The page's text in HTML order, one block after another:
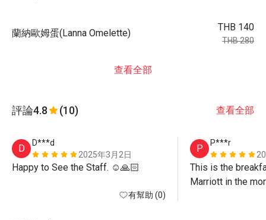
蘭納歐姆蛋(Lanna Omelette)
THB 140
THB 280
查看全部
評論4.8 (10) 查看全部
D
D***d
2025年3月2日
Happy to See the Staff. ☺️🙏🏻
有幫助 (0)
P
P***r
This is the
Marriott in the